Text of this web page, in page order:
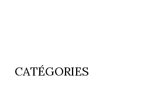
CATÉGORIES